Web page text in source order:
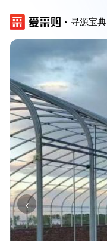
寻源宝典
‹